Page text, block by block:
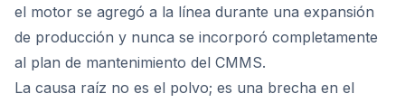
el motor se agregó a la línea durante una expansión
de producción y nunca se incorporó completamente
al plan de mantenimiento del CMMS.
La causa raíz no es el polvo; es una brecha en el